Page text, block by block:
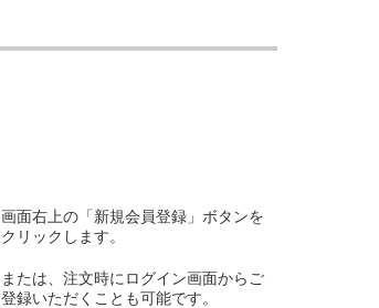
画面右上の「新規会員登録」ボタンを
クリックします。
または、注文時にログイン画面からご
登録いただくことも可能です。